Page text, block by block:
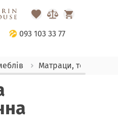
093 103 33 77
Матраци, текстиль